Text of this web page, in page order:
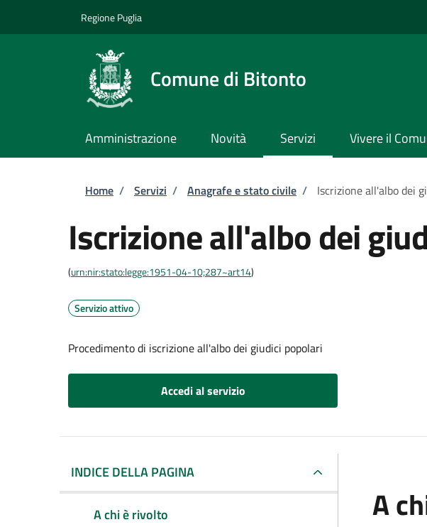
Regione Puglia
Comune di Bitonto
Amministrazione Novità Servizi Vivere il
Briciole di pane
Home / Servizi / Anagrafe e stato civile / Iscrizione all'albo dei
Iscrizione all'albo dei
(urn:nir:stato:legge:1951-04-10;287~art14)
Servizio attivo
Procedimento di iscrizione all'albo dei giudici popolari
Accedi al servizio
INDICE DELLA PAGINA
A chi è rivolto
A